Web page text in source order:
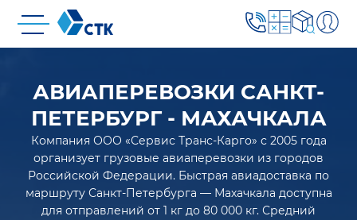
АВИАПЕРЕВОЗКИ САНКТ-
ПЕТЕРБУРГ - МАХАЧКАЛА
Компания ООО «Сервис Транс-Карго» с 2005 года
организует грузовые авиаперевозки из городов
Российской Федерации. Быстрая авиадоставка по
маршруту Санкт-Петербурга — Махачкала доступна
для отправлений от 1 кг до 80 000 кг. Средний